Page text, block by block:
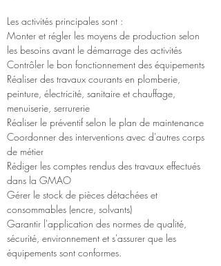
Les activités principales sont :
Monter et régler les moyens de production selon
les besoins avant le démarrage des activités
Contrôler le bon fonctionnement des équipements
Réaliser des travaux courants en plomberie,
peinture, électricité, sanitaire et chauffage,
menuiserie, serrurerie
Réaliser le préventif selon le plan de maintenance
Coordonner des interventions avec d'autres corps
de métier
Rédiger les comptes rendus des travaux effectués
dans la GMAO
Gérer le stock de pièces détachées et
consommables (encre, solvants)
Garantir l'application des normes de qualité,
sécurité, environnement et s'assurer que les
équipements sont conformes.